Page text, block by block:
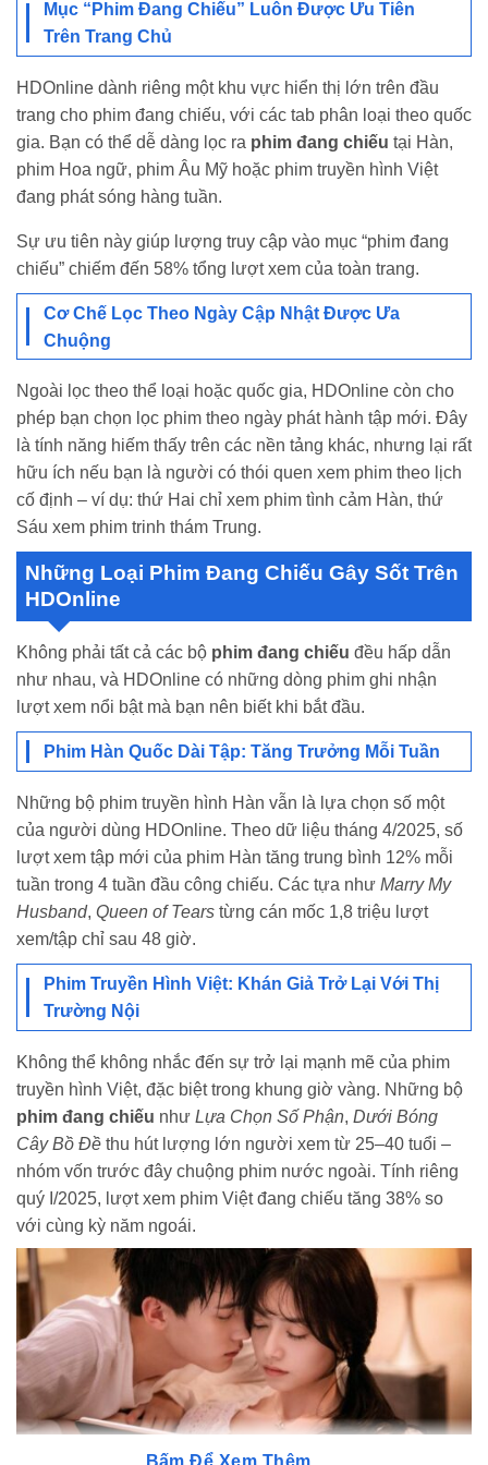
Mục “Phim Đang Chiếu” Luôn Được Ưu Tiên
Trên Trang Chủ
HDOnline dành riêng một khu vực hiển thị lớn trên đầu
trang cho phim đang chiếu, với các tab phân loại theo quốc
gia. Bạn có thể dễ dàng lọc ra phim đang chiếu tại Hàn,
phim Hoa ngữ, phim Âu Mỹ hoặc phim truyền hình Việt
đang phát sóng hàng tuần.
Sự ưu tiên này giúp lượng truy cập vào mục “phim đang
chiếu” chiếm đến 58% tổng lượt xem của toàn trang.
Cơ Chế Lọc Theo Ngày Cập Nhật Được Ưa
Chuộng
Ngoài lọc theo thể loại hoặc quốc gia, HDOnline còn cho
phép bạn chọn lọc phim theo ngày phát hành tập mới. Đây
là tính năng hiếm thấy trên các nền tảng khác, nhưng lại rất
hữu ích nếu bạn là người có thói quen xem phim theo lịch
cố định – ví dụ: thứ Hai chỉ xem phim tình cảm Hàn, thứ
Sáu xem phim trinh thám Trung.
Những Loại Phim Đang Chiếu Gây Sốt Trên
HDOnline
Không phải tất cả các bộ phim đang chiếu đều hấp dẫn
như nhau, và HDOnline có những dòng phim ghi nhận
lượt xem nổi bật mà bạn nên biết khi bắt đầu.
Phim Hàn Quốc Dài Tập: Tăng Trưởng Mỗi Tuần
Những bộ phim truyền hình Hàn vẫn là lựa chọn số một
của người dùng HDOnline. Theo dữ liệu tháng 4/2025, số
lượt xem tập mới của phim Hàn tăng trung bình 12% mỗi
tuần trong 4 tuần đầu công chiếu. Các tựa như Marry My
Husband, Queen of Tears từng cán mốc 1,8 triệu lượt
xem/tập chỉ sau 48 giờ.
Phim Truyền Hình Việt: Khán Giả Trở Lại Với Thị
Trường Nội
Không thể không nhắc đến sự trở lại mạnh mẽ của phim
truyền hình Việt, đặc biệt trong khung giờ vàng. Những bộ
phim đang chiếu như Lựa Chọn Số Phận, Dưới Bóng
Cây Bồ Đề thu hút lượng lớn người xem từ 25–40 tuổi –
nhóm vốn trước đây chuộng phim nước ngoài. Tính riêng
quý I/2025, lượt xem phim Việt đang chiếu tăng 38% so
với cùng kỳ năm ngoái.